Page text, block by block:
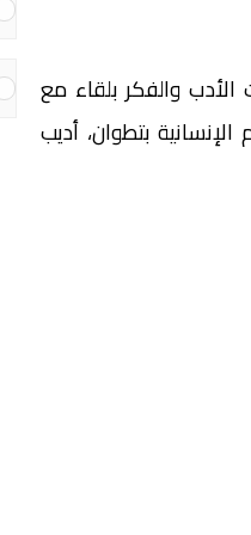
والفكر بلقاء مع
بتطوان، أديب